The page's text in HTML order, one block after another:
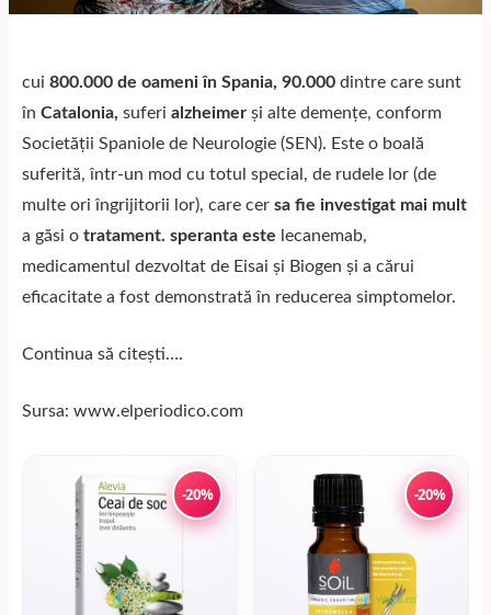
cui 800.000 de oameni în Spania, 90.000 dintre care sunt
în Catalonia, suferi alzheimer și alte demențe, conform
Societății Spaniole de Neurologie (SEN). Este o boală
suferită, într-un mod cu totul special, de rudele lor (de
multe ori îngrijitorii lor), care cer sa fie investigat mai mult
a găsi o tratament. speranta este lecanemab,
medicamentul dezvoltat de Eisai și Biogen și a cărui
eficacitate a fost demonstrată în reducerea simptomelor.
Continua să citești….
Sursa: www.elperiodico.com
-20% -20%